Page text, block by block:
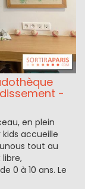
-
en plein
accueille
tout au
0 à 10 ans. Le